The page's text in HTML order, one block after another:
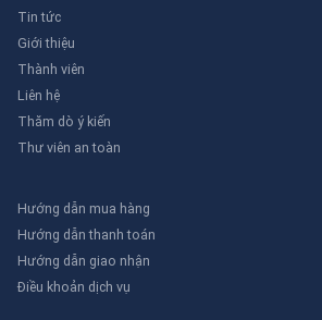
Tin tức
Giới thiệu
Thành viên
Liên hệ
Thăm dò ý kiến
Thư viên an toàn
Hướng dẫn mua hàng
Hướng dẫn thanh toán
Hướng dẫn giao nhận
Điều khoản dịch vụ